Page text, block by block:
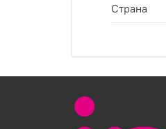
Страна